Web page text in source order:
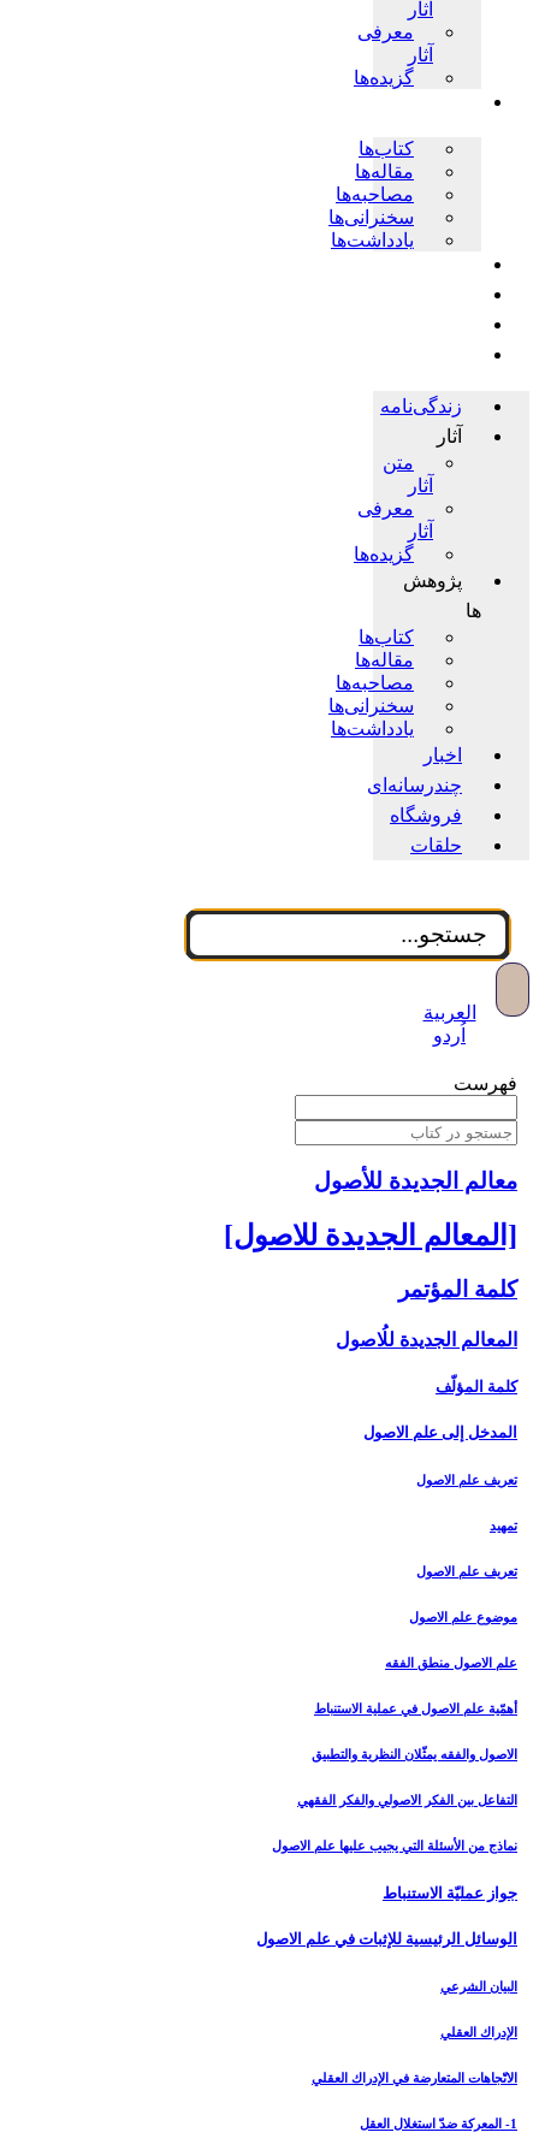
آثار
معرفی
آثار
گزیده‌ها
کتاب‌ها
مقاله‌ها
مصاحبه‌ها
سخنرانی‌ها
یادداشت‌ها
زندگی‌نامه
آثار
متن
آثار
معرفی
آثار
گزیده‌ها
پژوهش
ها
کتاب‌ها
مقاله‌ها
مصاحبه‌ها
سخنرانی‌ها
یادداشت‌ها
اخبار
چندرسانه‌ای
فروشگاه
حلقات
العربية
اُردو
فهرست
معالم الجدیدة للأصول
[المعالم الجديدة للاصول‏]
كلمة المؤتمر
المعالم الجديدة للُاصول‏
كلمة المؤلّف
المدخل ‏إلى علم الاصول‏
تعريف علم الاصول‏
تمهيد
تعريف علم الاصول
موضوع علم الاصول
علم الاصول منطق الفقه
أهمّية علم الاصول في عملية الاستنباط
الاصول والفقه يمثّلان النظرية والتطبيق
التفاعل بين الفكر الاصولي والفكر الفقهي
نماذج من الأسئلة التي يجيب عليها علم الاصول
جواز عمليّة الاستنباط
الوسائل الرئيسية للإثبات في علم الاصول
البيان الشرعي‏
الإدراك العقلي‏
الاتّجاهات المتعارضة في الإدراك العقلي
1- المعركة ضدّ استغلال العقل